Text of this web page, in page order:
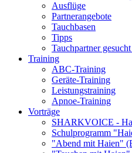
Ausflüge
Partnerangebote
Tauchbasen
Tipps
Tauchpartner
Training
ABC-Training
Geräte-Training
Leistungstraining
Apnoe-Training
Vorträge
SHARKVOICE -
Schulprogramm
"Abend mit Haien"